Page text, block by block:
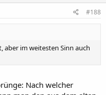
#188
aber im weitesten Sinn auch
Nach welcher